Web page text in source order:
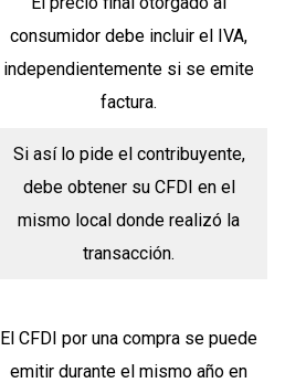
consumidor debe incluir el IVA,
independientemente si se emite
factura.
Si así lo pide el contribuyente,
debe obtener su CFDI en el
mismo local donde realizó la
transacción.
El CFDI por una compra se puede
emitir durante el mismo año en